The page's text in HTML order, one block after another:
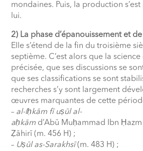
mondaines. Puis, la production
lui.
2) La phase d’épanouissement et
Elle s’étend de la fin du troisième
septième. C’est alors que la science
précisée, que ses discussions se
que ses classifications se sont
recherches s’y sont largement
œuvres marquantes de cette
– al-Iḥkām fī uṣūl al-
aḥkām d’Abū Muḥammad Ibn Ḥ
Ẓāhirī (m. 456 H) ;
– Uṣūl as-Sarakhsī(m. 483 H) ;